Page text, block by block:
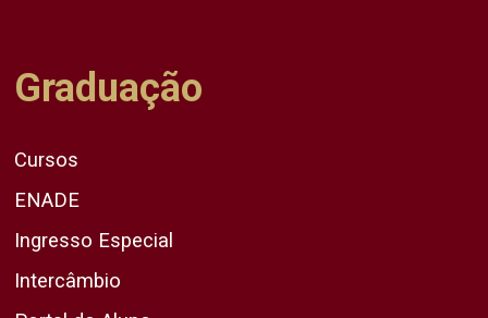
Graduação
Cursos
ENADE
Ingresso Especial
Intercâmbio